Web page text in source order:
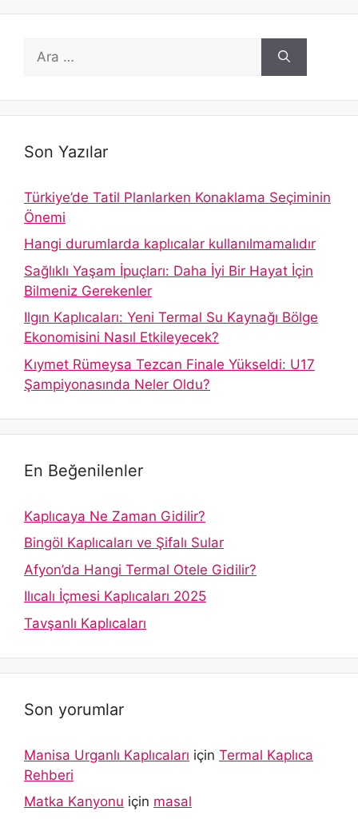
ara
Son Yazılar
Türkiye’de Tatil Planlarken Konaklama Seçiminin
Önemi
Hangi durumlarda kaplıcalar kullanılmamalıdır
Sağlıklı Yaşam İpuçları: Daha İyi Bir Hayat İçin
Bilmeniz Gerekenler
Ilgın Kaplıcaları: Yeni Termal Su Kaynağı Bölge
Ekonomisini Nasıl Etkileyecek?
Kıymet Rümeysa Tezcan Finale Yükseldi: U17
Şampiyonasında Neler Oldu?
En Beğenilenler
Kaplıcaya Ne Zaman Gidilir?
Bingöl Kaplıcaları ve Şifalı Sular
Afyon’da Hangi Termal Otele Gidilir?
Ilıcalı İçmesi Kaplıcaları 2025
Tavşanlı Kaplıcaları
Son yorumlar
Manisa Urganlı Kaplıcaları için Termal Kaplıca
Rehberi
Matka Kanyonu için masal